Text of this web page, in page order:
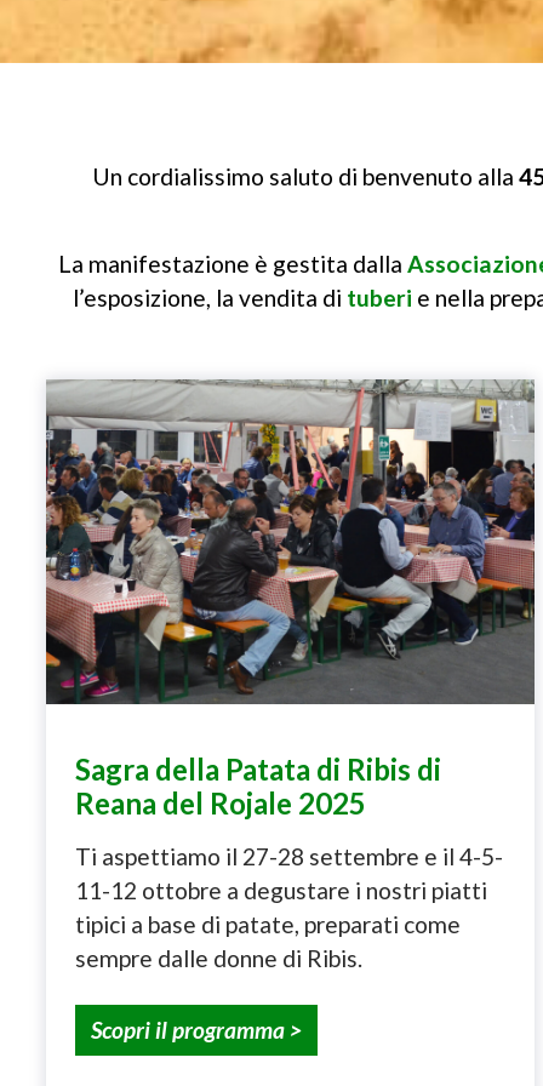
Un cordialissimo saluto di benvenuto alla
La manifestazione è gestita dalla
l’esposizione, la vendita di tuberi e nella
Sagra della Patata di Ribis di
Reana del Rojale 2025
Ti aspettiamo il 27-28 settembre e il 4-5-
11-12 ottobre a degustare i nostri piatti
tipici a base di patate, preparati come
sempre dalle donne di Ribis.
Scopri il programma >